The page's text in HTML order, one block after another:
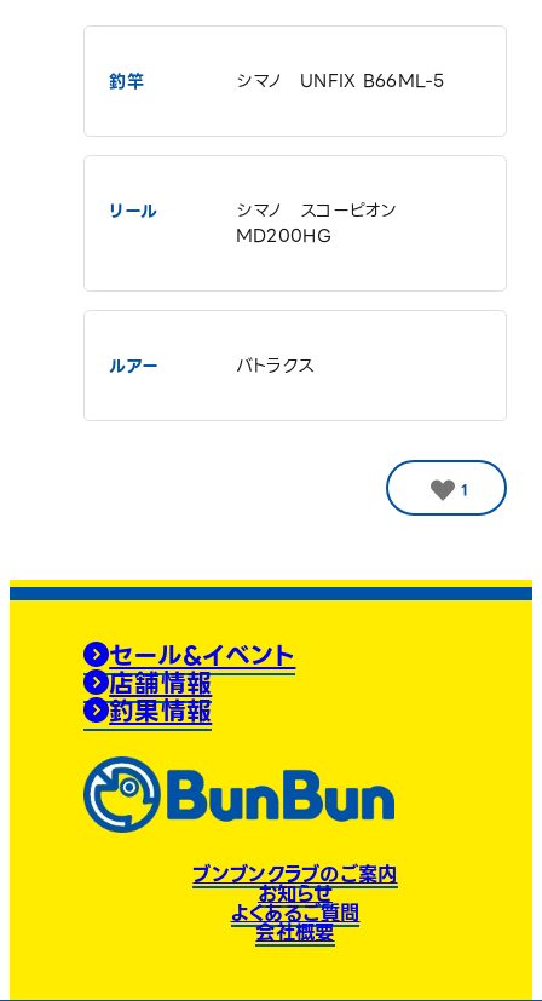
釣竿 シマノ UNFIX B66ML-5
リール
シマノ スコーピオン
MD200HG
ルアー バトラクス
1
セール&イベント
店舗情報
釣果情報
ブンブンクラブのご案内
お知らせ
よくあるご質問
会社概要